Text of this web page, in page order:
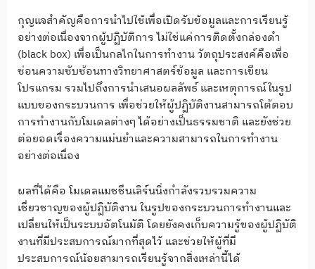
กุญแจสำคัญคือการนำไปใช้เพื่อเปิดรับข้อมูลและการเรียนรู้
อย่างต่อเนื่องจากผู้ปฏิบัติการ ไม่ใช่แค่การติดตั้งกล่องดำ
(black box) เพื่อเป็นกลไกในการทำงาน วัตถุประสงค์คือเพื่อ
ซ่อนความซับซ้อนทางวิทยาศาสตร์ข้อมูล และการเขียน
โปรแกรม รวมไปถึงการนำเสนอผลลัพธ์ และเหตุการณ์ในรูป
แบบของกระบวนการ เพื่อช่วยให้ผู้ปฏิบัติงานสามารถโต้ตอบ
การทำงานกับโมเดลต่างๆ ได้อย่างเป็นธรรมชาติ และยังช่วย
ต่อยอดเรื่องความแม่นยำและความสามารถในการทำงาน
อย่างต่อเนื่อง
ผลที่ได้คือ โมเดลแมชชีนเลิร์นนิ่งกำลังรวบรวมความ
เชี่ยวชาญของผู้ปฏิบัติงาน ในรูปของกระบวนการทำงานและ
เปลี่ยนให้เป็นระบบอัตโนมัติ โดยยังคงเก็บความรู้ของผู้ปฏิบัติ
งานที่มีประสบการณ์มากที่สุดไว้ และช่วยให้ผู้ที่มี
ประสบการณ์น้อยสามารถเรียนรู้จากสิ่งเหล่านี้ได้